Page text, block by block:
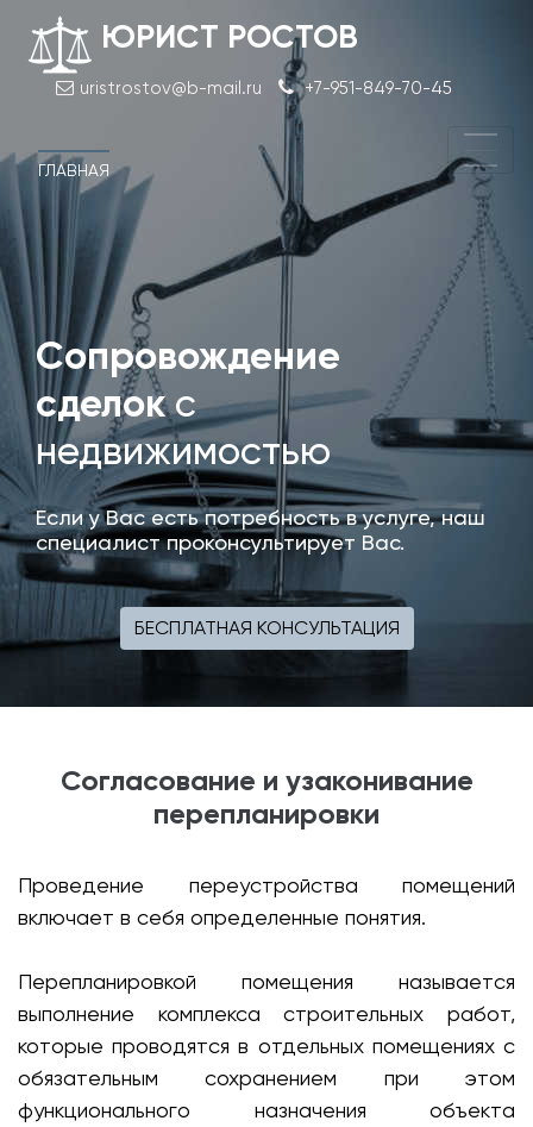
ЮРИСТ РОСТОВ
uristrostov@b-mail.ru +7-951-849-70-45
ГЛАВНАЯ
Сопровождение
сделокс
недвижимостью
Если у Вас есть потребность в услуге, наш
специалист проконсультирует Вас.
БЕСПЛАТНАЯ КОНСУЛЬТАЦИЯ
Согласование и узаконивание
перепланировки
Проведение переустройства помещений
включает в себя определенные понятия.
Перепланировкой помещения называется
выполнение комплекса строительных работ,
которые проводятся в отдельных помещениях с
обязательным сохранением при этом
функционального назначения объекта